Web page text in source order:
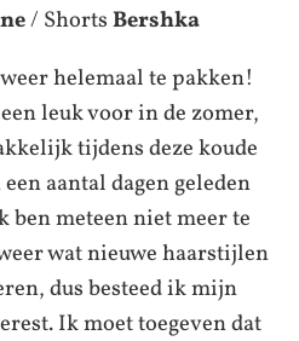
/ ShortsBershka
helemaal te pakken!
leuk voor in de zomer,
tijdens deze koude
aantal dagen geleden
ben meteen niet meer te
wat nieuwe haarstijlen
dus besteed ik mijn
Ik moet toegeven dat